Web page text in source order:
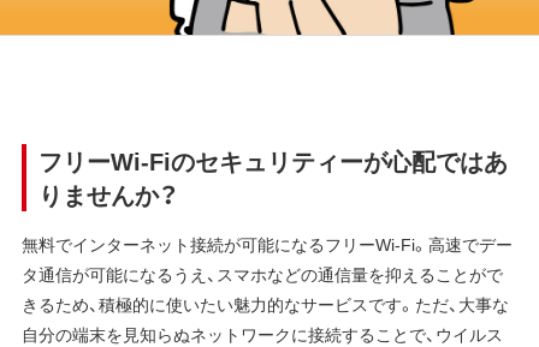
フリーWi-Fiのセキュリティーが心配ではあ
りませんか？
無料でインターネット接続が可能になるフリーWi-Fi。高速でデー
タ通信が可能になるうえ、スマホなどの通信量を抑えることがで
きるため、積極的に使いたい魅力的なサービスです。ただ、大事な
自分の端末を見知らぬネットワークに接続することで、ウイルス